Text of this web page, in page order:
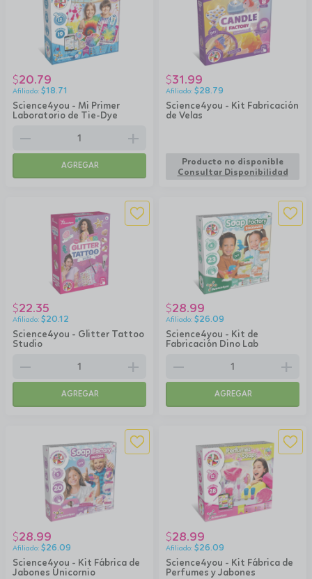
Science4you - Mi Primer
Laboratorio de Tie-Dye
$20.79
$18.71
remove add
AGREGAR
Science4you - Kit Fabricación
de Velas
$31.99
$28.79
Producto no disponible
Consultar Disponibilidad
Science4you - Glitter Tattoo
Studio
$22.35
$20.12
remove add
AGREGAR
Science4you - Kit de
Fabricación Dino Lab
$28.99
$26.09
remove add
AGREGAR
Science4you - Kit Fábrica de
Jabones Unicornio
$28.99
$26.09
Science4you - Kit Fábrica de
Perfumes y Jabones
$28.99
$26.09